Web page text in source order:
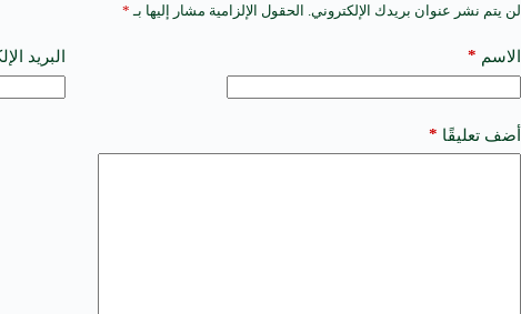
لن يتم نشر عنوان بريدك الإلكتروني. الحقول الإلزامية مشار إليها بـ *
الاسم * البريد
أضف تعليقًا *
A
t
e
a
t